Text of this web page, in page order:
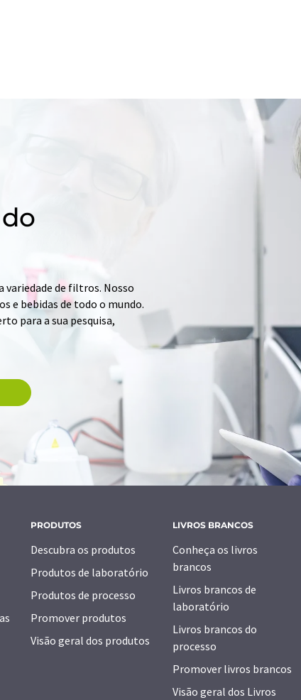
variedade de filtros. Nosso
e bebidas de todo o mundo.
para a sua pesquisa,
PRODUTOS
Descubra os produtos
Produtos de laboratório
Produtos de processo
Promover produtos
Visão geral dos produtos
LIVROS BRANCOS
Conheça os livros
brancos
Livros brancos de
laboratório
Livros brancos do
processo
Promover livros brancos
Visão geral dos Livros